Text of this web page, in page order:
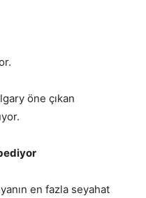
öne çıkan
en fazla seyahat